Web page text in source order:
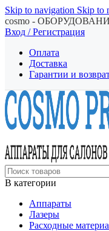
Skip to navigation Skip to
cosmo -
Вход / Регистрация
Оплата
Доставка
Гарантии и
В категории
Аппараты
Лазеры
Расходные